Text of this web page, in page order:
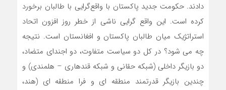
دادند. حکومت جدید پاکستان با واقع‌گرایی با طالبان برخورد
کرده است. این واقع گرایی ناشی از خطر روز افزون اتحاد
استراتژیک میان طالبان پاکستان و افغانستان است. نتیجه
چه می شود؟ در کل دو سیاست متفاوت، دو اجندای متضاد،
دو بازیگر داخلی (شبکه حقانی و شبکه قندهاری – هلمندی) و
چندین بازیگر قدرتمند منطقه ای و فرا منطقه ای (هند،